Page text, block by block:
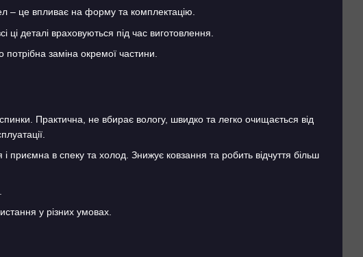
– це впливає на форму та комплектацію.
ці деталі враховуються під час виготовлення.
заміна окремої частини.
Практична, не вбирає вологу, швидко та легко очищається від
в спеку та холод. Знижує ковзання та робить відчуття більш
у різних умовах.